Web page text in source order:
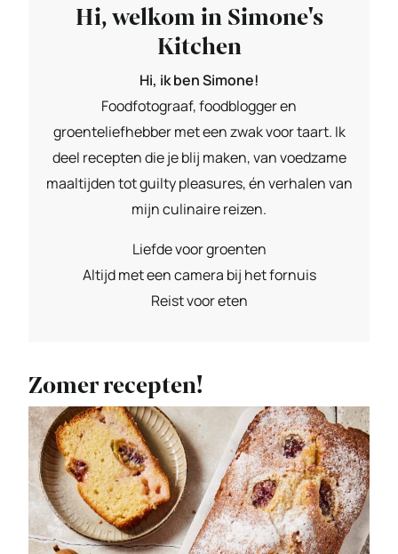
Hi, welkom in Simone's
Kitchen
Hi, ik ben Simone!
Foodfotograaf, foodblogger en
groenteliefhebber met een zwak voor taart. Ik
deel recepten die je blij maken, van voedzame
maaltijden tot guilty pleasures, én verhalen van
mijn culinaire reizen.
Liefde voor groenten
Altijd met een camera bij het fornuis
Reist voor eten
Zomer recepten!